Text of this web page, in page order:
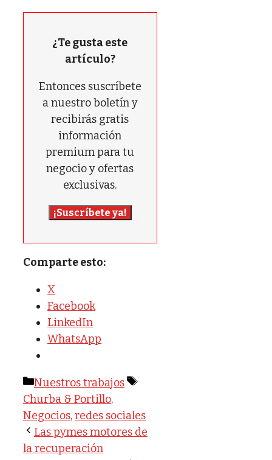
¿Te gusta este
artículo?
Entonces suscríbete
a nuestro boletín y
recibirás gratis
información
premium para tu
negocio y ofertas
exclusivas.
¡Suscríbete ya!
Comparte esto:
X
Facebook
LinkedIn
WhatsApp
Categorías
Nuestros trabajos
Etiquetas
Churba & Portillo,
Negocios,redes sociales
Las pymes motores de
la recuperación